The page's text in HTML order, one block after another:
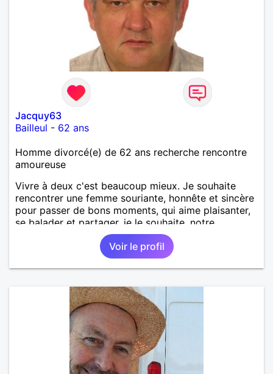
Jacquy63
Bailleul - 62 ans
Homme divorcé(e) de 62 ans recherche rencontre
amoureuse
Vivre à deux c'est beaucoup mieux. Je souhaite
rencontrer une femme souriante, honnête et sincère
pour passer de bons moments, qui aime plaisanter,
se balader et partager, je le souhaite, notre
complicité. J'aime beaucoup les chantiers de
randonnée pour se défouler, se relaxer, se détendre
et finalement prendre du bon temps. C'est difficile
de tout dire en quelques lignes. En revanche, vous
d'informations. A bientôt
Voir le profil